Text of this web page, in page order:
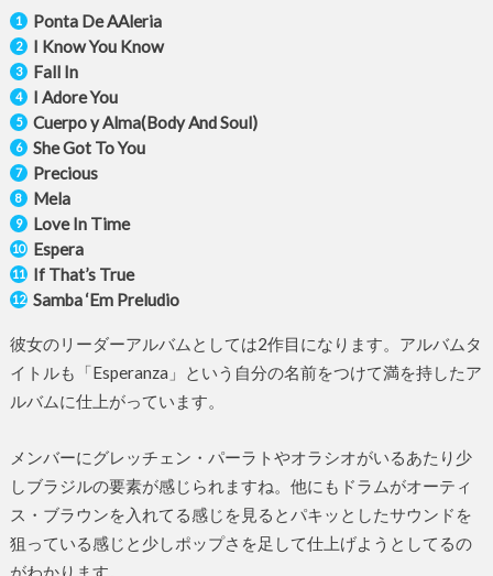
Ponta De AAleria
I Know You Know
Fall In
I Adore You
Cuerpo y Alma(Body And Soul)
She Got To You
Precious
Mela
Love In Time
Espera
If That’s True
Samba ‘Em Preludio
彼女のリーダーアルバムとしては2作目になります。アルバムタ
イトルも「Esperanza」という自分の名前をつけて満を持したア
ルバムに仕上がっています。
メンバーにグレッチェン・パーラトやオラシオがいるあたり少
しブラジルの要素が感じられますね。他にもドラムがオーティ
ス・ブラウンを入れてる感じを見るとパキッとしたサウンドを
狙っている感じと少しポップさを足して仕上げようとしてるの
がわかります。